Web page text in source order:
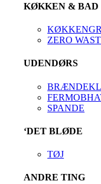
KØKKEN & BAD
ZERO
UDENDØRS
SPANDE
‘DET BLØDE
TØJ
ANDRE TING